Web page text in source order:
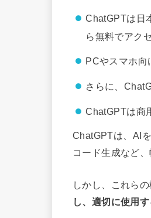
ChatGPTは日
ら無料でアク
PCやスマホ向
さらに、
ChatGPTは商
ChatGPTは、AI
コード生成など
しかし、これら
し、適切に使用